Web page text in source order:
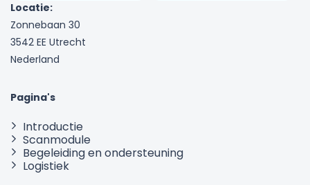
Locatie:
Zonnebaan 30
3542 EE Utrecht
Nederland
Pagina's
Introductie
Scanmodule
Begeleiding en ondersteuning
Logistiek